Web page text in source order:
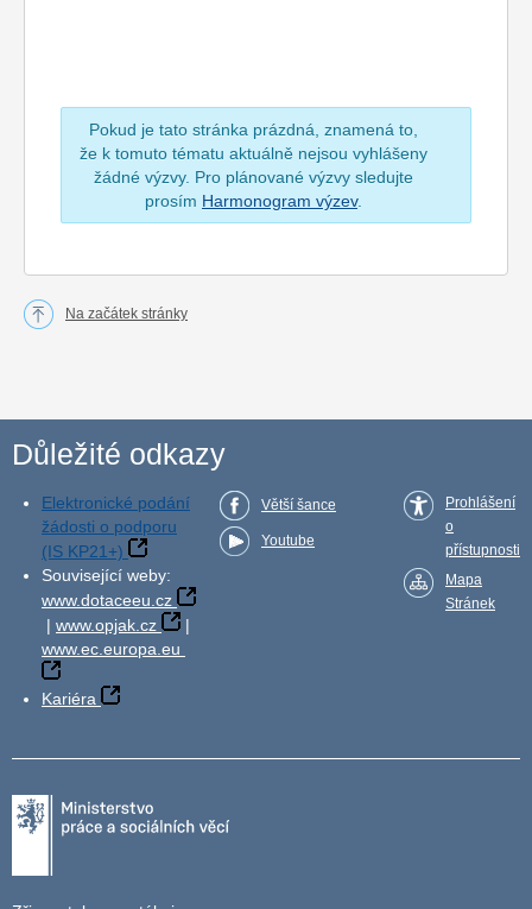
Pokud je tato stránka prázdná, znamená to,
že k tomuto tématu aktuálně nejsou vyhlášeny
žádné výzvy. Pro plánované výzvy sledujte
prosím Harmonogram výzev.
Na začátek stránky
Důležité odkazy
Elektronické podání
žádosti o podporu
(IS KP21+)
Související weby:
www.dotaceeu.cz
| www.opjak.cz
|
www.ec.europa.eu
Kariéra
Větší šance
Youtube
Prohlášení
o
přístupnosti
Mapa
Stránek